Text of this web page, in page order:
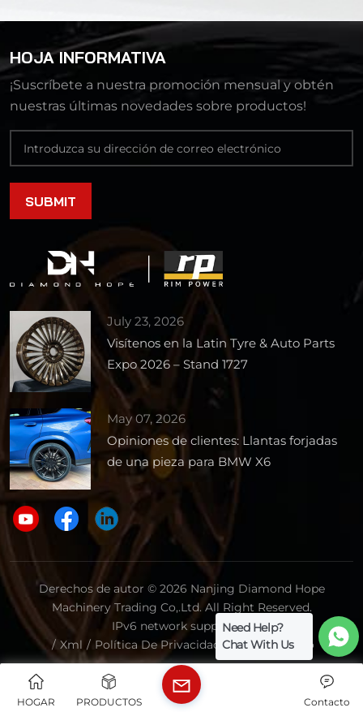
HOJA INFORMATIVA
¡Suscríbete a nuestra promoción mensual y obtén
nuestras últimas novedades sobre productos!
July 23, 2026
Visítenos en la Latin Tyre & Auto Parts
Expo 2026 – Stand 1727
May 07, 2026
Opiniones de clientes: Llantas forjadas
de una pieza para BMW X6
Derechos de autor © 2026 Nanjing Diamond Hope
Machinery Trading Co,.Ltd. All Right Reserved.
IPv6 network supported.
/ Xml / Política De Privacidad / Mapa Del Sitio
HOGAR PRODUCTOS Contacto
Need Help?
Chat With Us